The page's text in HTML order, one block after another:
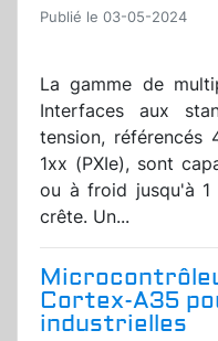
Publié le 03-05-2024
La gamme de
Interfaces aux
tension, référencés
1xx (PXIe), sont
ou à froid jusqu'à
crête. Un...
Cortex-A35
industrielles